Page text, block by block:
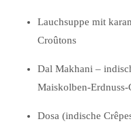
Lauchsuppe mit
Croûtons
Dal Makhani –
Maiskolben-
Dosa (indische